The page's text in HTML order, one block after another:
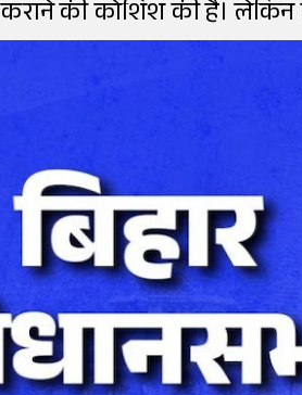
कराने की कोशिश की है। लेकिन